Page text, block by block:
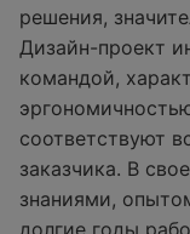
решения,
Дизайн-проект
командой,
соответствуют
заказчика. В
знаниями,